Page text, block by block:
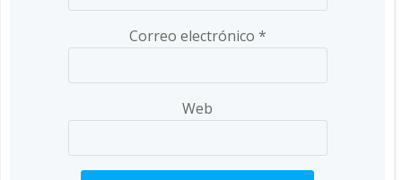
Correo electrónico *
Web